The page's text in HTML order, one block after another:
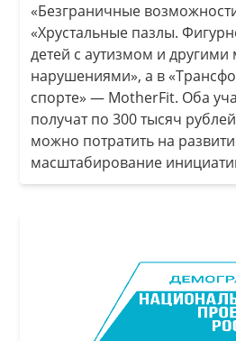
«Безграничные
«Хрустальные пазлы.
детей с аутизмом и
нарушениями», а в
спорте» — MotherFit. Оба
получат по 300 тысяч
можно потратить на
масштабирование